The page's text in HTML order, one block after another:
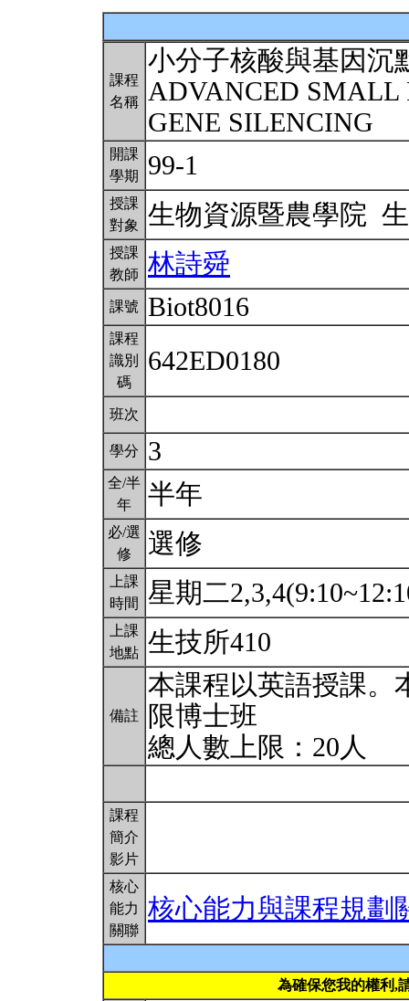
課程
名稱
小分子核酸與基因沉
ADVANCED SMALL
GENE SILENCING
開課
學期
99-1
授課
對象
生物資源暨農學院
授課
教師
林詩舜
課號 Biot8016
課程
識別
碼
642ED0180
班次
學分 3
全/半
年
半年
必/選
修
選修
上課
時間
星期二
上課
地點 生技所410
備註
本課程以英語授課。
限博士班
總人數上限：20人
課程
簡介
影片
核心
能力
關聯
核心能力與課程規劃
為確保您我的權利,